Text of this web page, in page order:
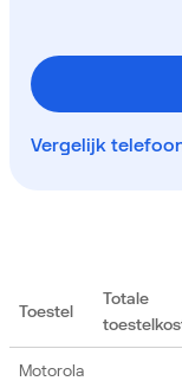
Vergelijk
Toestel
Totale
Motorola